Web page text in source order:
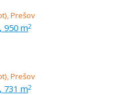
950 m2
731 m2